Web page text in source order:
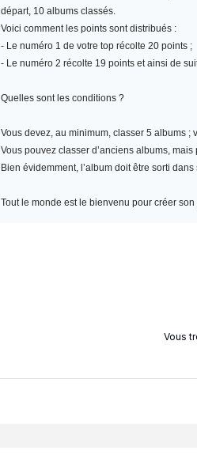
départ, 10 albums classés.
Voici comment les points sont distribués :
- Le numéro 1 de votre top récolte 20 points ;
- Le numéro 2 récolte 19 points et ainsi de
Quelles sont les conditions ?
Vous devez, au minimum, classer 5 albums ;
Vous pouvez classer d’anciens albums,
Bien évidemment, l’album doit être sorti
Tout le monde est le bienvenu pour créer
Vous